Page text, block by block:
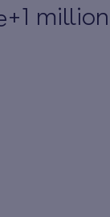
+1